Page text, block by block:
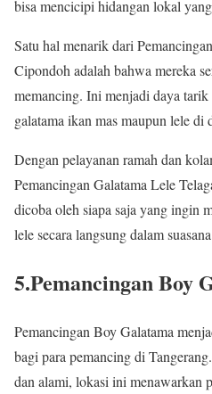
bisa mencicipi hidangan lokal
Satu hal menarik dari
Cipondoh adalah bahwa mereka
memancing. Ini menjadi daya
galatama ikan mas maupun lele di
Dengan pelayanan ramah dan
Pemancingan Galatama Lele
dicoba oleh siapa saja yang ingin
lele secara langsung dalam
5.Pemancingan Boy
Pemancingan Boy Galatama
bagi para pemancing di
dan alami, lokasi ini menawarkan